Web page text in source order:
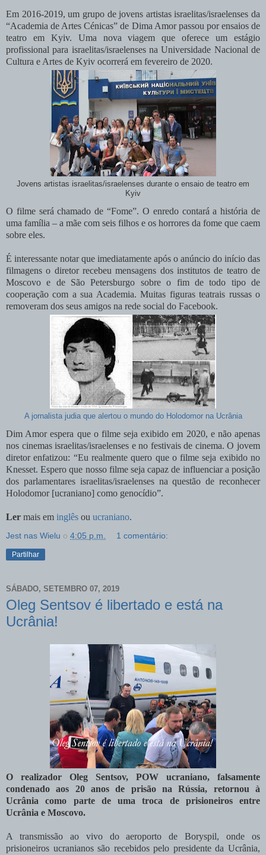
Em 2016-2019, um grupo de jovens artistas israelitas/israelenses da
“Academia de Artes Cénicas” de Dima Amor passou por ensaios de
teatro em Kyiv. Uma nova viagem que oferece um estágio
profissional para israelitas/israelenses na Universidade Nacional de
Cultura e Artes de Kyiv ocorrerá em fevereiro de 2020.
Jovens artistas israelitas/israelenses durante o ensaio de teatro em
Kyiv
O filme será chamado de “Fome”. O enredo contará a história de
uma família – a mãe com seis filhos e os horrores da fome que caem
sobre eles.
É interessante notar que imediatamente após o anúncio do início das
filmagens o diretor recebeu mensagens dos institutos de teatro de
Moscovo e de São Petersburgo sobre o fim de todo tipo de
cooperação com a sua Academia. Muitas figuras teatrais russas o
removeram dos seus amigos na rede social do Facebook.
A jornalista judia que alertou o mundo do Holodomor na Ucrânia
Dim Amor espera que o filme seja exibido em 2020, e não apenas
nos cinemas israelitas/israelenses e no festivais de cinema. O jovem
diretor enfatizou: “Eu realmente quero que o filme seja exibido no
Knesset. Espero que nosso filme seja capaz de influenciar a posição
dos parlamentares israelitas/israelenses na questão de reconhecer
Holodomor [ucraniano] como genocídio”.
Ler mais em inglês ou ucraniano.
Jest nas Wielu о 4:05 p.m. 1 comentário:
Partilhar
SÁBADO, SETEMBRO 07, 2019
Oleg Sentsov é libertado e está na
Ucrânia!
O realizador Oleg Sentsov, POW ucraniano, falsamente
condenado aos 20 anos de prisão na Rússia, retornou à
Ucrânia como parte de uma troca de prisioneiros entre
Ucrânia e Moscovo.
A transmissão ao vivo do aeroporto de Boryspil, onde os
prisioneiros ucranianos são recebidos pelo presidente da Ucrânia,